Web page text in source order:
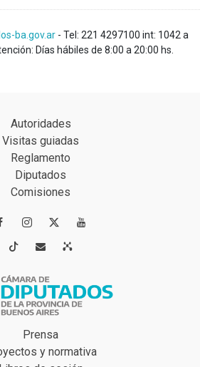
ba.gov.ar - Tel: 221 4297100 int: 1042 a
Días hábiles de 8:00 a 20:00 hs.
Autoridades
Visitas guiadas
Reglamento
Diputados
Comisiones

 
Prensa
y normativa